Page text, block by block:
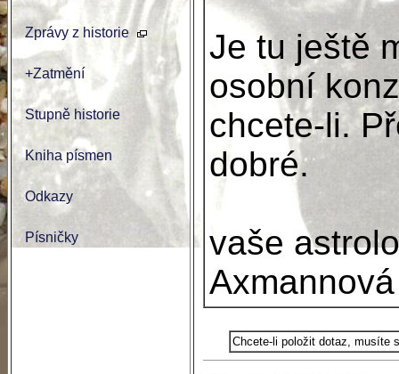
Zprávy z historie
+Zatmění
Stupně historie
Kniha písmen
Odkazy
Písničky
Je tu ještě
osobní
chcete-li.
dobré.
vaše
Axmannová
Chcete-li položit dotaz, musíte